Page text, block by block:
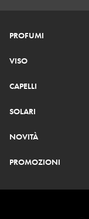
PROFUMI
VISO
CAPELLI
SOLARI
NOVITÀ
PROMOZIONI